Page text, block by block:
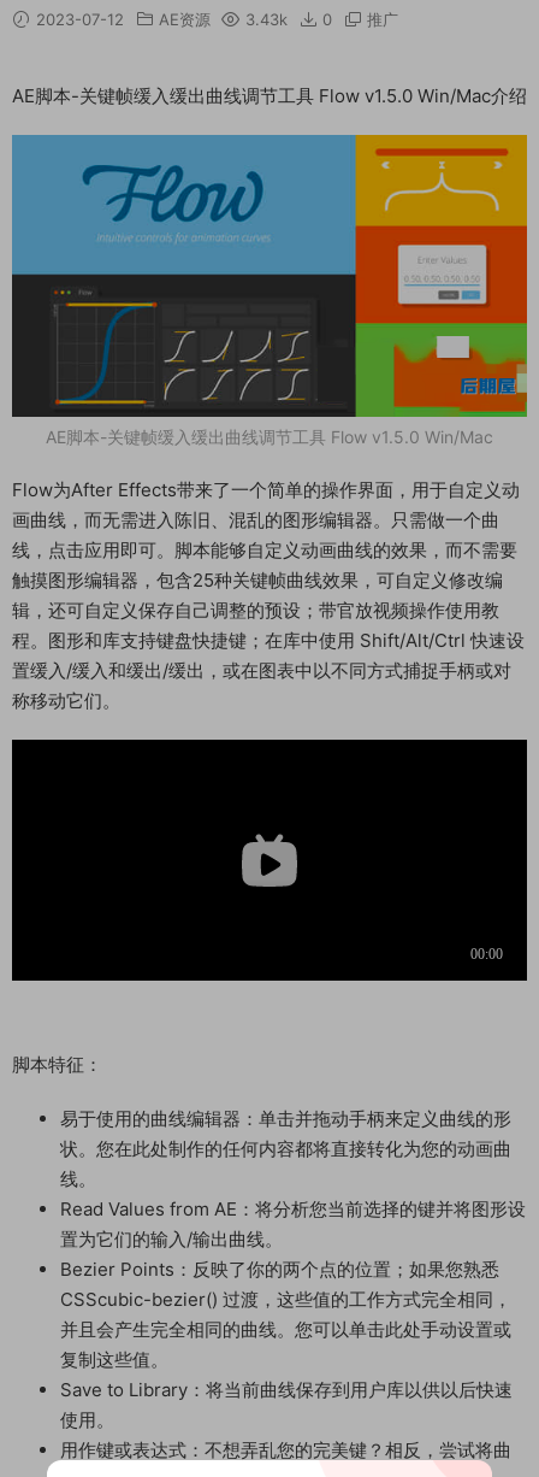
2023-07-12 AE资源 3.43k 0 推广
AE脚本-关键帧缓入缓出曲线调节工具 Flow v1.5.0 Win/Mac介绍
AE脚本-关键帧缓入缓出曲线调节工具 Flow v1.5.0 Win/Mac
Flow为After Effects带来了一个简单的操作界面，用于自定义动
画曲线，而无需进入陈旧、混乱的图形编辑器。只需做一个曲
线，点击应用即可。脚本能够自定义动画曲线的效果，而不需要
触摸图形编辑器，包含25种关键帧曲线效果，可自定义修改编
辑，还可自定义保存自己调整的预设；带官放视频操作使用教
程。图形和库支持键盘快捷键；在库中使用 Shift/Alt/Ctrl 快速设
置缓入/缓入和缓出/缓出，或在图表中以不同方式捕捉手柄或对
称移动它们。
脚本特征：
易于使用的曲线编辑器：单击并拖动手柄来定义曲线的形
状。您在此处制作的任何内容都将直接转化为您的动画曲
线。
Read Values from AE：将分析您当前选择的键并将图形设
置为它们的输入/输出曲线。
Bezier Points：反映了你的两个点的位置；如果您熟悉
CSScubic-bezier() 过渡，这些值的工作方式完全相同，
并且会产生完全相同的曲线。您可以单击此处手动设置或
复制这些值。
Save to Library：将当前曲线保存到用户库以供以后快速
使用。
用作键或表达式：不想弄乱您的完美键？相反，尝试将曲